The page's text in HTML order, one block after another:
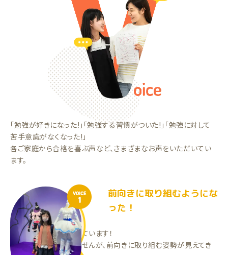
「勉強が好きになった!」「勉強する習慣がついた!」「勉強に対して
苦手意識がなくなった!」
各ご家庭から合格を喜ぶ声など、さまざまなお声をいただいてい
ます。
VOICE
1
前向きに取り組むようにな
った！
先生が良い人で満足しています！
まだ成績は伸びていませんが、前向きに取り組む姿勢が見えてき